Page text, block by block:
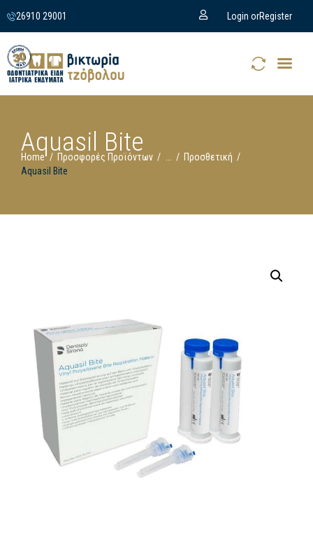
26910 29001 Login orRegister
Aquasil Bite
Home Προσφορές Προϊόντων
Προσθετική
Aquasil Bite